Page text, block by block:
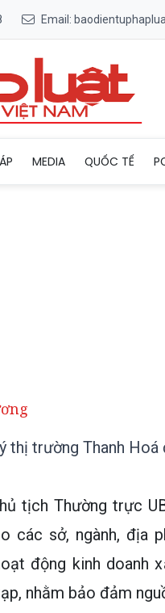
Email:
MEDIA QUỐC TẾ
thị trường Thanh
tịch Thường trực
các sở, ngành, địa
động kinh doanh
nhằm bảo đảm